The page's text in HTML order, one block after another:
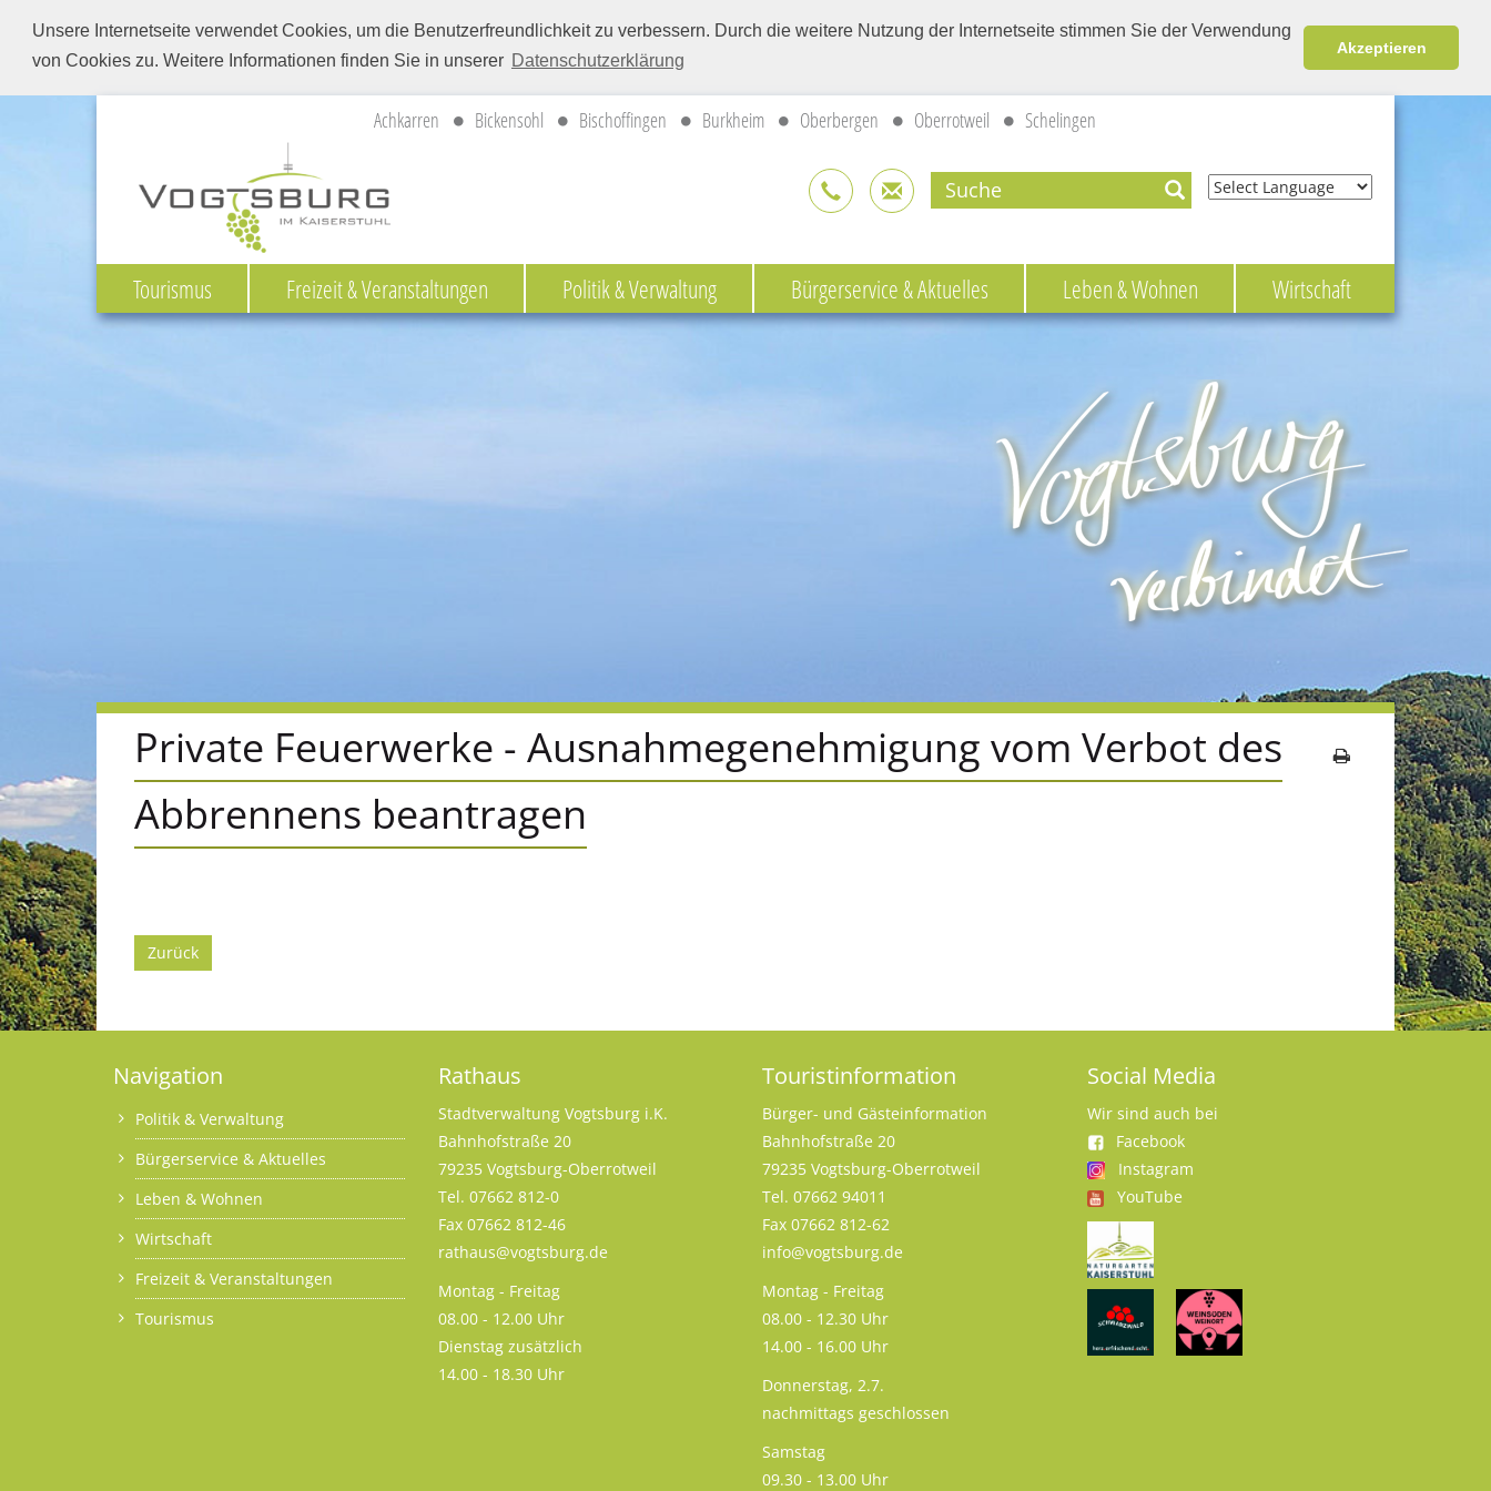
Unsere Internetseite verwendet Cookies, um die Benutzerfreundlichkeit zu verbessern. Durch die weitere Nutzung der Internetseite stimmen Sie der Verwendung
von Cookies zu. Weitere Informationen finden Sie in unserer Datenschutzerklärung
Akzeptieren
Achkarren Bickensohl Bischoffingen Burkheim Oberbergen Oberrotweil Schelingen
Tourismus Freizeit & Veranstaltungen Politik & Verwaltung Bürgerservice & Aktuelles Leben & Wohnen Wirtschaft
Private Feuerwerke - Ausnahmegenehmigung vom Verbot des
Abbrennens beantragen
Zurück
Navigation
Politik & Verwaltung
Bürgerservice & Aktuelles
Leben & Wohnen
Wirtschaft
Freizeit & Veranstaltungen
Tourismus
Rathaus
Stadtverwaltung Vogtsburg i.K.
Bahnhofstraße 20
79235 Vogtsburg-Oberrotweil
Tel. 07662 812-0
Fax 07662 812-46
rathaus@vogtsburg.de
Montag - Freitag
08.00 - 12.00 Uhr
Dienstag zusätzlich
14.00 - 18.30 Uhr
Touristinformation
Bürger- und Gästeinformation
Bahnhofstraße 20
79235 Vogtsburg-Oberrotweil
Tel. 07662 94011
Fax 07662 812-62
info@vogtsburg.de
Montag - Freitag
08.00 - 12.30 Uhr
14.00 - 16.00 Uhr
Donnerstag, 2.7.
nachmittags geschlossen
Samstag
09.30 - 13.00 Uhr
Social Media
Wir sind auch bei
Facebook
Instagram
YouTube